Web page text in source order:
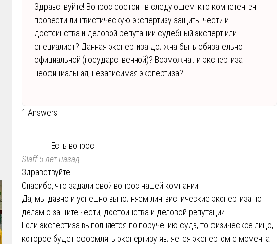
Здравствуйте! Вопрос состоит в следующем: кто компетентен
провести лингвистическую экспертизу защиты чести и
достоинства и деловой репутации cудебный эксперт или
специалист? Данная экспертиза должна быть обязательно
официальной (государственной)? Возможна ли экспертиза
неофициальная, независимая экспертиза?
1 Answers
Есть вопрос!
Staff5 лет назад
Здравствуйте!
Спасибо, что задали свой вопрос нашей компании!
Да, мы давно и успешно выполняем лингвистические экспертиза по
делам о защите чести, достоинства и деловой репутации.
Если экспертиза выполняется по поручению суда, то физическое лицо,
которое будет оформлять экспертизу является экспертом с момента